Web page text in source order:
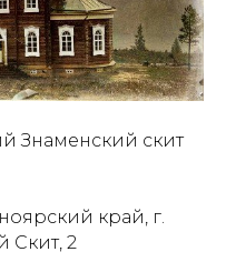
Знаменский скит
край, г.
Скит, 2